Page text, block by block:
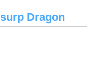
Dragon